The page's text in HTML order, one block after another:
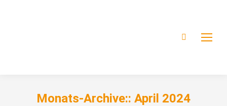
Monats-Archive:: April 2024